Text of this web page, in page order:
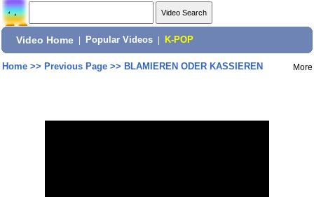
Video Home Popular Videos K-POP
Home>> Previous Page>> BLAMIEREN ODER KASSIEREN More